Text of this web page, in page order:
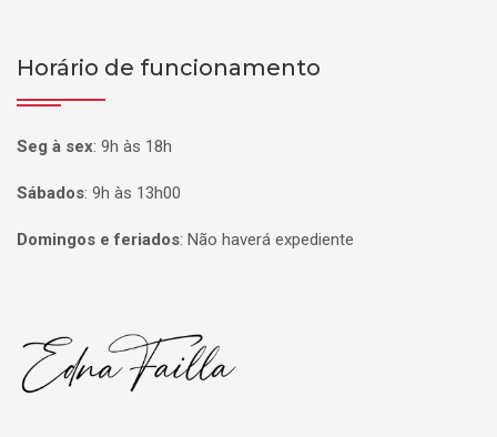
Horário de funcionamento
Seg à sex: 9h às 18h
Sábados: 9h às 13h00
Domingos e feriados: Não haverá expediente